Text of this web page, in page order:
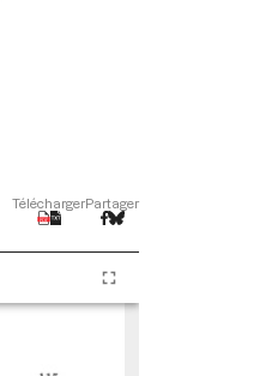
TéléchargerPartager